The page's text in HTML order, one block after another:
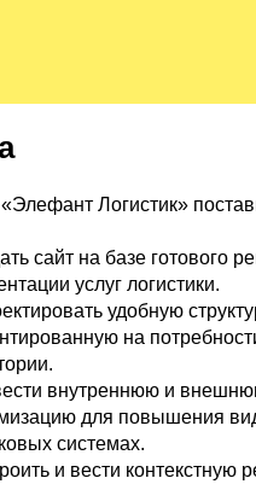
Логистик»
сайт на базе готового
услуг логистики.
удобную
на
внутреннюю и
для повышения
системах.
и вести контекстную